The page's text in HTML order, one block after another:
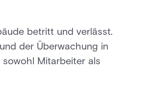
betritt und verlässt.
der Überwachung in
Mitarbeiter als